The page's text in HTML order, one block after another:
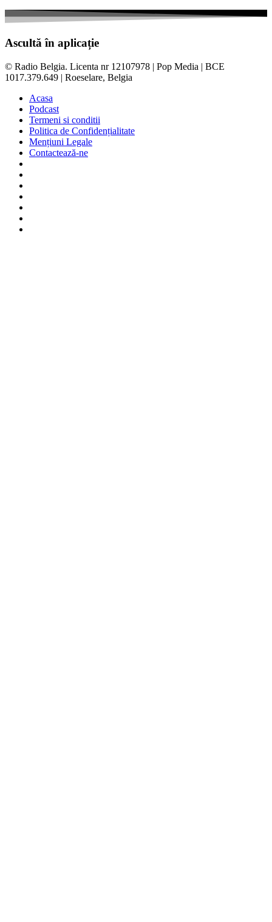
Ascultă în aplicație
© Radio Belgia. Licenta nr 12107978 | Pop Media | BCE
1017.379.649 | Roeselare, Belgia
Acasa
Podcast
Termeni si conditii
Politica de Confidențialitate
Mențiuni Legale
Contactează-ne